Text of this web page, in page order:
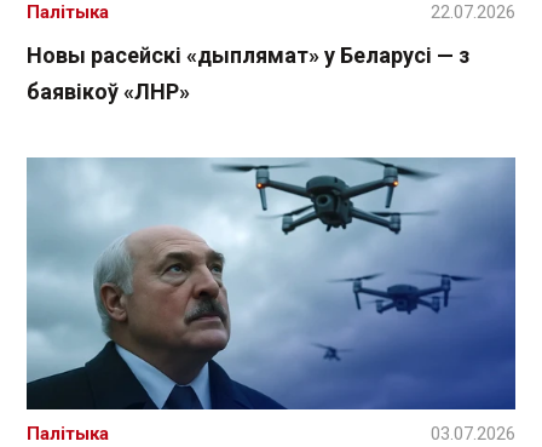
Новы расейскі «дыплямат» у Беларусі — з
баявікоў «ЛНР»
Палітыка 22.07.2026
Палітыка 03.07.2026